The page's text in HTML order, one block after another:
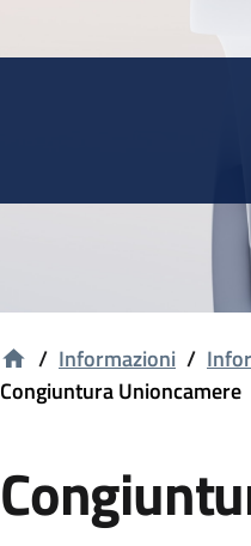
/ Informazioni /
Congiuntura Unioncamere